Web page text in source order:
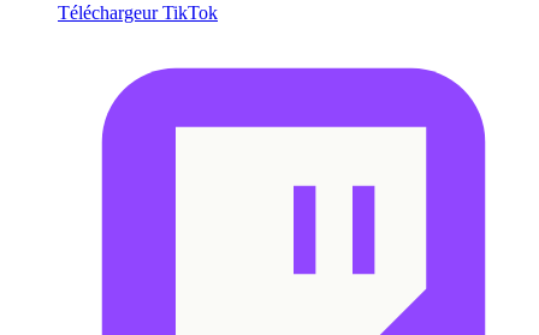
Téléchargeur TikTok